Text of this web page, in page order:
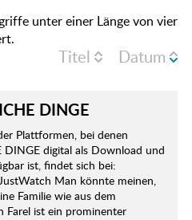
unter einer Länge von vier
Titel Datum
DINGE
Plattformen, bei denen
DINGE digital als Download und
ist, findet sich bei:
Man könnte meinen,
Familie wie aus dem
Farel ist ein prominenter